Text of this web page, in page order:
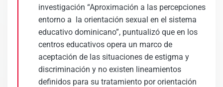
investigación “Aproximación a las percepciones
entorno a la orientación sexual en el sistema
educativo dominicano”, puntualizó que en los
centros educativos opera un marco de
aceptación de las situaciones de estigma y
discriminación y no existen lineamientos
definidos para su tratamiento por orientación